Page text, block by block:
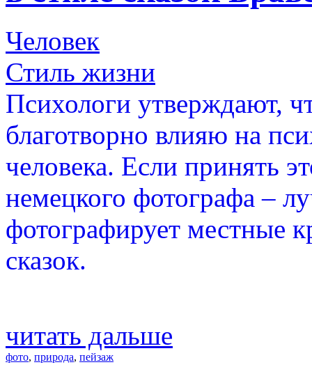
Человек
Стиль жизни
Психологи утверждают,
благотворно влияю на
человека. Если принять
немецкого фотографа –
фотографирует местные
сказок.
читать дальше
фото, природа, пейзаж